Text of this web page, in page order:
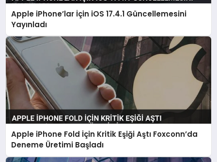
Apple iPhone’lar İçin iOS 17.4.1 Güncellemesini
Yayınladı
Apple iPhone Fold İçin Kritik Eşiği Aştı Foxconn’da
Deneme Üretimi Başladı